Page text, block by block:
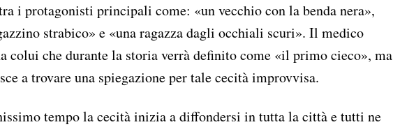
i protagonisti principali come: «un vecchio con la benda nera»,
strabico» e «una ragazza dagli occhiali scuri». Il medico
colui che durante la storia verrà definito come «il primo cieco», ma
a trovare una spiegazione per tale cecità improvvisa.
tempo la cecità inizia a diffondersi in tutta la città e tutti ne